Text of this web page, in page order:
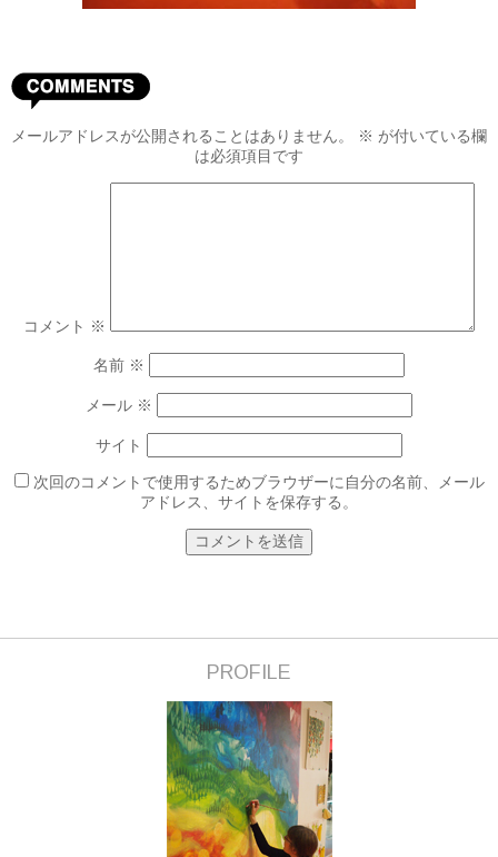
メールアドレスが公開されることはありません。 ※ が付いている欄
は必須項目です
コメント ※
名前 ※
メール ※
サイト
次回のコメントで使用するためブラウザーに自分の名前、メール
アドレス、サイトを保存する。
PROFILE